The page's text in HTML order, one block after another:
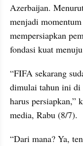
Azerbaijan.
menjadi
mempersiapkan
fondasi kuat
“FIFA sekarang
dimulai tahun ini
harus persiapkan,”
media, Rabu (8/7).
“Dari mana? Ya,